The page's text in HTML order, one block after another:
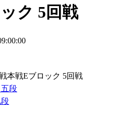
ク 5回戦
本戦Eブロック 5回戦
段